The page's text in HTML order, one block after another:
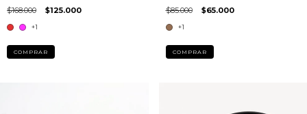
$168.000 $125.000
+1
COMPRAR
$85.000 $65.000
+1
COMPRAR